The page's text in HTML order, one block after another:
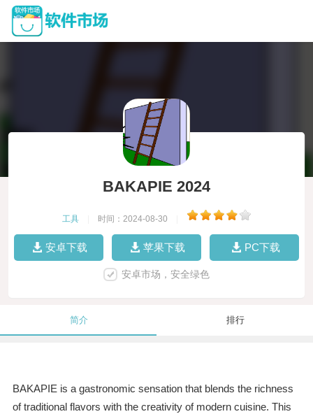
BAKAPIE 2024
工具 时间：2024-08-30
安卓下载 苹果下载 PC下载
安卓市场，安全绿色
简介 排行
BAKAPIE is a gastronomic sensation that blends the richness
of traditional flavors with the creativity of modern cuisine. This